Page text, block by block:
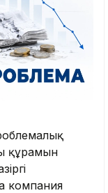
құрамын
компания